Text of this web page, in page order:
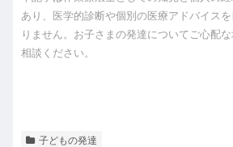
あり、医学的診断や個別の医療アドバイス
りません。お子さまの発達についてご心配
相談ください。
子どもの発達